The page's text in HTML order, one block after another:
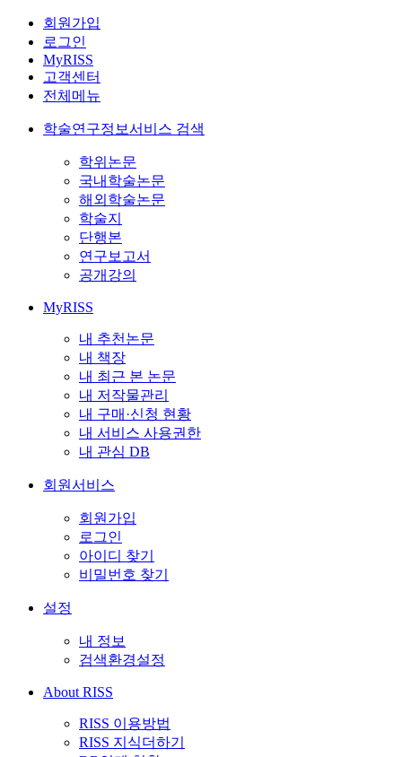
회원가입
로그인
MyRISS
고객센터
전체메뉴
학술연구정보서비스 검색
학위논문
국내학술논문
해외학술논문
학술지
단행본
연구보고서
공개강의
MyRISS
내 추천논문
내 책장
내 최근 본 논문
내 저작물관리
내 구매·신청 현황
내 서비스 사용권한
내 관심 DB
회원서비스
회원가입
로그인
아이디 찾기
비밀번호 찾기
설정
내 정보
검색환경설정
About RISS
RISS 이용방법
RISS 지식더하기